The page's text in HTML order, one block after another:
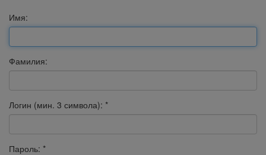
Имя:
Фамилия:
Логин (мин. 3 символа): *
Пароль: *